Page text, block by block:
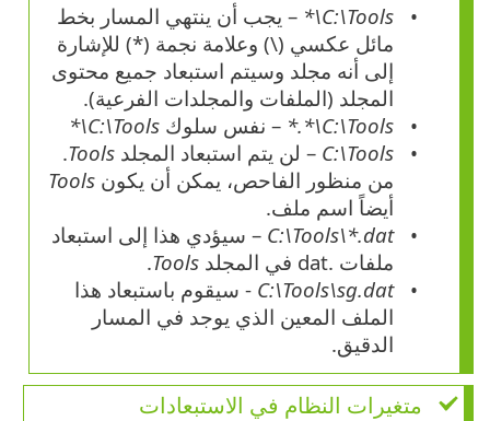
C:\Tools\*
– يجب أن ينتهي المسار بخط
مائل عكسي (\) وعلامة نجمة (*) للإشارة
إلى أنه مجلد وسيتم استبعاد جميع محتوى
المجلد (الملفات والمجلدات الفرعية).
C:\Tools\*.*
– نفس سلوكC:\Tools\*
C:\Tools – لن يتم استبعاد المجلدTools
.
من منظور الفاحص، يمكن أن يكونTools
أيضاً اسم ملف.
C:\Tools\*.dat – سيؤدي هذا إلى استبعاد
ملفات .dat في المجلدTools
.
C:\Tools\sg.dat - سيقوم باستبعاد هذا
الملف المعين الذي يوجد في المسار
الدقيق.
متغيرات النظام في الاستبعادات